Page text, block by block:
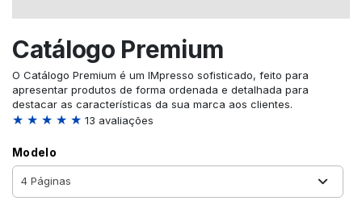
Catálogo Premium
O Catálogo Premium é um IMpresso sofisticado, feito para
apresentar produtos de forma ordenada e detalhada para
destacar as características da sua marca aos clientes.
★ ★ ★ ★ ★ 13 avaliações
Modelo